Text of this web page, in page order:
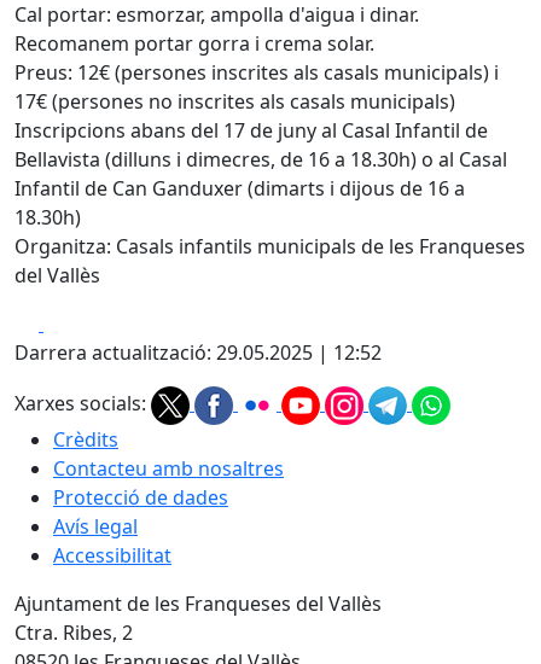
Cal portar: esmorzar, ampolla d'aigua i dinar.
Recomanem portar gorra i crema solar.
Preus: 12€ (persones inscrites als casals municipals) i
17€ (persones no inscrites als casals municipals)
Inscripcions abans del 17 de juny al Casal Infantil de
Bellavista (dilluns i dimecres, de 16 a 18.30h) o al Casal
Infantil de Can Ganduxer (dimarts i dijous de 16 a
18.30h)
Organitza: Casals infantils municipals de les Franqueses
del Vallès
Darrera actualització: 29.05.2025 | 12:52
Xarxes socials:
Crèdits
Contacteu amb nosaltres
Protecció de dades
Avís legal
Accessibilitat
Ajuntament de les Franqueses del Vallès
Ctra. Ribes, 2